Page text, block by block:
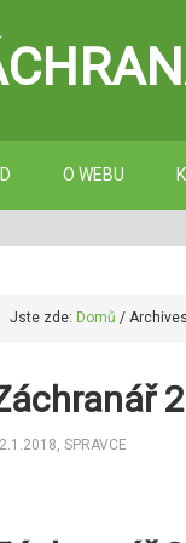
O WEBU
Jste zde: Domů /
, SPRAVCE